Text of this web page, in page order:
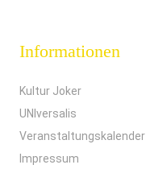
Informationen
Kultur Joker
UNIversalis
Veranstaltungskalender
Impressum